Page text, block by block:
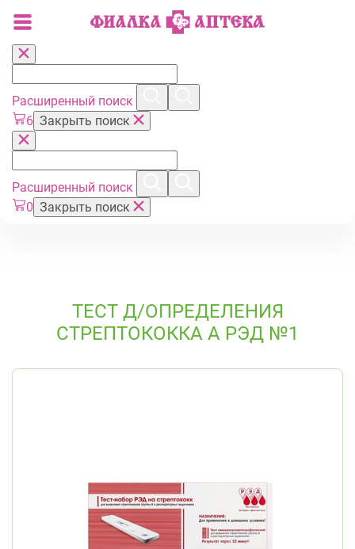
Расширенный поиск
6 Закрыть поиск
Расширенный поиск
0 Закрыть поиск
ТЕСТ Д/ОПРЕДЕЛЕНИЯ
СТРЕПТОКОККА А РЭД №1